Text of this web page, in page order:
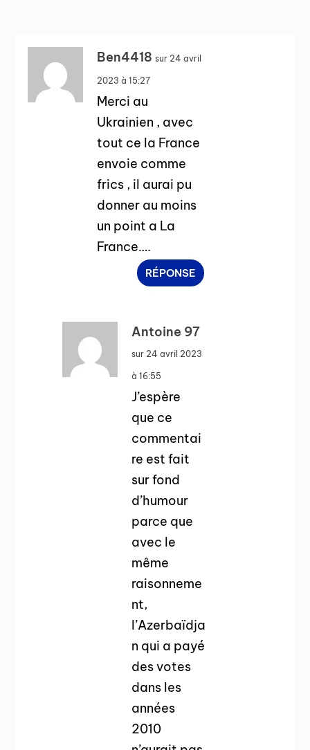
Ben4418 sur 24 avril
2023 à 15:27
Merci au
Ukrainien , avec
tout ce la France
envoie comme
frics , il aurai pu
donner au moins
un point a La
France….
RÉPONSE
Antoine 97
sur 24 avril 2023
à 16:55
J’espère
que ce
commentai
re est fait
sur fond
d’humour
parce que
avec le
même
raisonneme
nt,
l’Azerbaïdja
n qui a payé
des votes
dans les
années
2010